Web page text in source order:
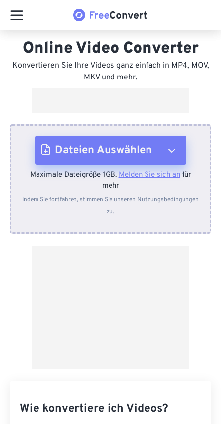
Online Video Converter
Konvertieren Sie Ihre Videos ganz einfach in MP4, MOV,
MKV und mehr.
Dateien Auswählen
Vom Gerät
Von Dropbox
Maximale Dateigröße 1GB.Melden Sie sich anfür
mehr
Indem Sie fortfahren, stimmen Sie unseren Nutzungsbedingungen
zu.
Wie konvertiere ich Videos?